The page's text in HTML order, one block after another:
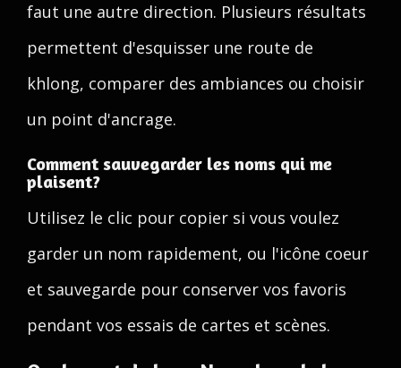
faut une autre direction. Plusieurs résultats
permettent d'esquisser une route de
khlong, comparer des ambiances ou choisir
un point d'ancrage.
Comment sauvegarder les noms qui me
plaisent?
Utilisez le clic pour copier si vous voulez
garder un nom rapidement, ou l'icône coeur
et sauvegarde pour conserver vos favoris
pendant vos essais de cartes et scènes.